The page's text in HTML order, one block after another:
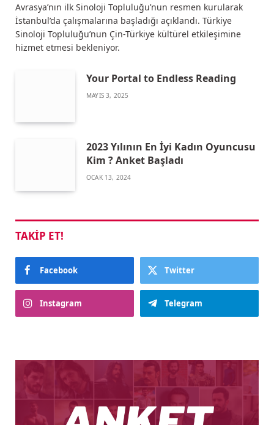
Avrasya’nın ilk Sinoloji Topluluğu’nun resmen kurularak
İstanbul’da çalışmalarına başladığı açıklandı. Türkiye
Sinoloji Topluluğu’nun Çin-Türkiye kültürel etkileşimine
hizmet etmesi bekleniyor.
Your Portal to Endless Reading
MAYIS 3, 2025
2023 Yılının En İyi Kadın Oyuncusu
Kim ? Anket Başladı
OCAK 13, 2024
TAKIP ET!
Facebook Twitter
Instagram Telegram